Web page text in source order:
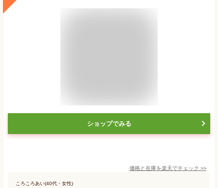
ショップでみる
価格と在庫を楽天でチェック >>
ころころあい(40代・女性)